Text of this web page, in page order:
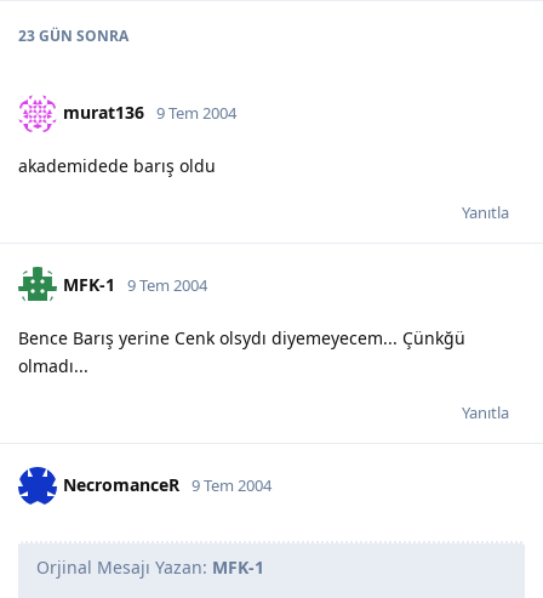
23 GÜN SONRA
murat136 9 Tem 2004
akademidede barış oldu
Yanıtla
MFK-1 9 Tem 2004
Bence Barış yerine Cenk olsydı diyemeyecem... Çünkğü
olmadı...
Yanıtla
NecromanceR 9 Tem 2004
Orjinal Mesajı Yazan: MFK-1